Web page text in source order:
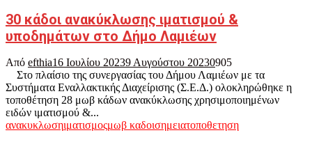
30 κάδοι ανακύκλωσης ιματισμού &
υποδημάτων στο Δήμο Λαμιέων
Από efthia16 Ιουλίου 20239 Αυγούστου 20230905
Στο πλαίσιο της συνεργασίας του Δήμου Λαμιέων με τα
Συστήματα Εναλλακτικής Διαχείρισης (Σ.Ε.Δ.) ολοκληρώθηκε η
τοποθέτηση 28 μωβ κάδων ανακύκλωσης χρησιμοποιημένων
ειδών ιματισμού &...
ανακυκλωσηιματισμοςμωβ καδοισημειατοποθετηση